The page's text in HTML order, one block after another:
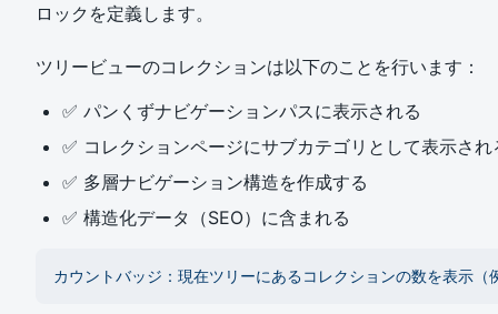
ロックを定義します。
ツリービューのコレクションは以下のことを行います：
✅ パンくずナビゲーションパスに表示される
✅ コレクションページにサブカテゴリとして表示され
✅ 多層ナビゲーション構造を作成する
✅ 構造化データ（SEO）に含まれる
カウントバッジ：現在ツリーにあるコレクションの数を表示（